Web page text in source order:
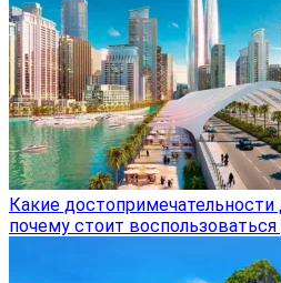
Какие
почему стоит воспользоваться